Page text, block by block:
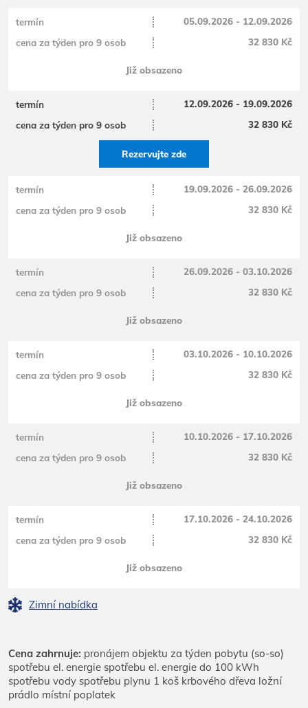
05.09.2026 - 12.09.2026
32 830 Kč
Již obsazeno
12.09.2026 - 19.09.2026
32 830 Kč
Rezervujte zde
19.09.2026 - 26.09.2026
32 830 Kč
Již obsazeno
26.09.2026 - 03.10.2026
32 830 Kč
Již obsazeno
03.10.2026 - 10.10.2026
32 830 Kč
Již obsazeno
10.10.2026 - 17.10.2026
32 830 Kč
Již obsazeno
17.10.2026 - 24.10.2026
32 830 Kč
Již obsazeno
Zimní nabídka
Cena zahrnuje: pronájem objektu za týden pobytu (so-so)
spotřebu el. energie spotřebu el. energie do 100 kWh
spotřebu vody spotřebu plynu 1 koš krbového dřeva ložní
prádlo místní poplatek